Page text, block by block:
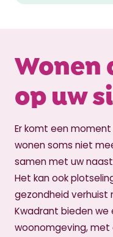
Wonen
op uw
Er komt een
wonen soms niet
samen met uw
Het kan ook
gezondheid verhuist
Kwadrant bieden
woonomgeving,